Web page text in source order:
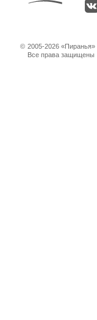
© 2005-2026 «Пиранья»
Все права защищены